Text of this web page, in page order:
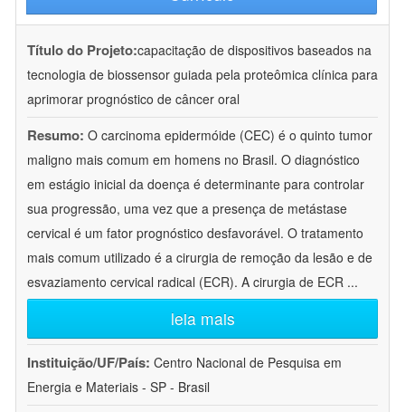
Título do Projeto:capacitação de dispositivos baseados na
tecnologia de biossensor guiada pela proteômica clínica para
aprimorar prognóstico de câncer oral
Resumo: O carcinoma epidermóide (CEC) é o quinto tumor
maligno mais comum em homens no Brasil. O diagnóstico
em estágio inicial da doença é determinante para controlar
sua progressão, uma vez que a presença de metástase
cervical é um fator prognóstico desfavorável. O tratamento
mais comum utilizado é a cirurgia de remoção da lesão e de
esvaziamento cervical radical (ECR). A cirurgia de ECR ...
leia mais
Instituição/UF/País: Centro Nacional de Pesquisa em
Energia e Materiais - SP - Brasil